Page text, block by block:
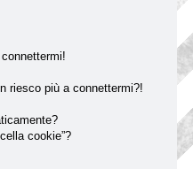
riesco più a connettermi?!
cookie”?